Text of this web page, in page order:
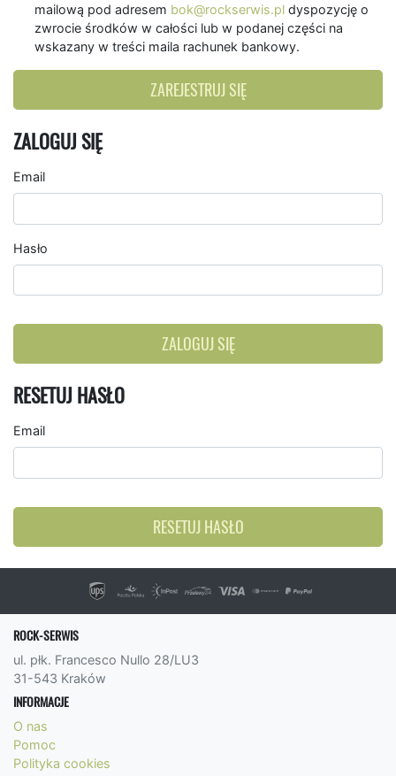
mailową pod adresem bok@rockserwis.pl dyspozycję o
zwrocie środków w całości lub w podanej części na
wskazany w treści maila rachunek bankowy.
ZAREJESTRUJ SIĘ
ZALOGUJ SIĘ
Email
Hasło
ZALOGUJ SIĘ
RESETUJ HASŁO
Email
RESETUJ HASŁO
ROCK-SERWIS
ul. płk. Francesco Nullo 28/LU3
31-543 Kraków
INFORMACJE
O nas
Pomoc
Polityka cookies